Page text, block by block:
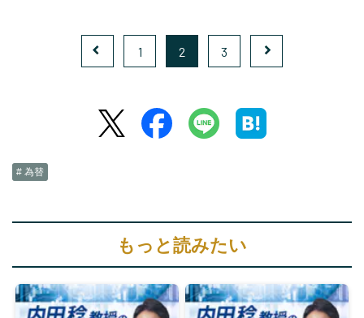
1 2 3
# 為替
もっと読みたい